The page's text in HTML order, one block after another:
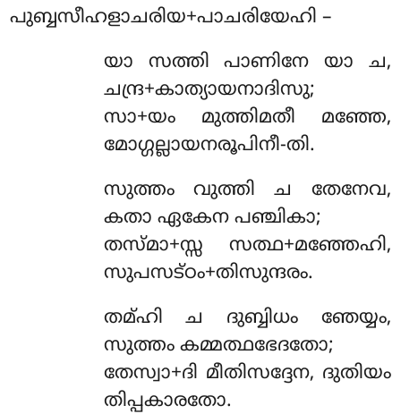
പുബ്ബസീഹളാചരിയ+പാചരിയേഹി –
യാ സത്തി പാണിനേ യാ ച,
ചന്ദ്ര+കാത്യായനാദിസു;
സാ+യം മുത്തിമതീ മഞ്ഞേ,
മോഗ്ഗല്ലായനരൂപിനീ-തി.
സുത്തം വുത്തി ച തേനേവ,
കതാ ഏകേന പഞ്ചികാ;
തസ്മാ+സ്സ സത്ഥ+മഞ്ഞേഹി,
സുപസട്ഠം+തിസുന്ദരം.
തമ്ഹി ച ദുബ്ബിധം ഞേയ്യം,
സുത്തം കമ്മത്ഥഭേദതോ;
തേസ്വാ+ദി മീതിസദ്ദേന, ദുതിയം
തിപ്പകാരതോ.